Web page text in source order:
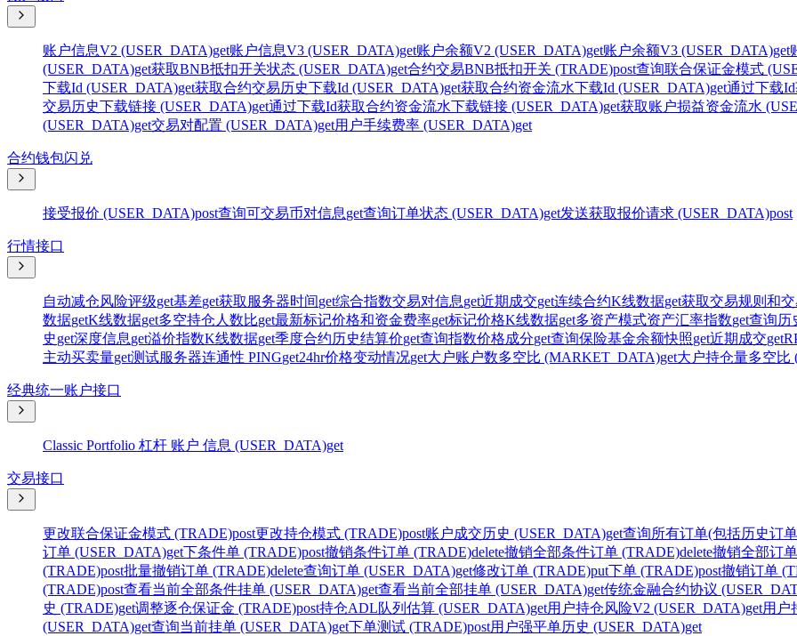
账户信息V2 (USER_DATA)get账户信息V3 (USER_DATA)get账户余额V2 (USER_DATA)get账户余额V3 (USER_DATA)get
(USER_DATA)get获取BNB抵扣开关状态 (USER_DATA)get合约交易BNB抵扣开关 (TRADE)post查询联合保证金模式
下载Id (USER_DATA)get获取合约交易历史下载Id (USER_DATA)get获取合约资金流水下载Id (USER_DATA)get通过下载
交易历史下载链接 (USER_DATA)get通过下载Id获取合约资金流水下载链接 (USER_DATA)get获取账户损益资金流水
(USER_DATA)get交易对配置 (USER_DATA)get用户手续费率 (USER_DATA)get
合约钱包闪兑
接受报价 (USER_DATA)post查询可交易币对信息get查询订单状态 (USER_DATA)get发送获取报价请求 (USER_DATA)post
行情接口
自动减仓风险评级get基差get获取服务器时间get综合指数交易对信息get近期成交get连续合约K线数据get获取交易规则和
数据getK线数据get多空持仓人数比get最新标记价格和资金费率get标记价格K线数据get多资产模式资产汇率指数get查询历
史get深度信息get溢价指数K线数据get季度合约历史结算价get查询指数价格成分get查询保险基金余额快照get近期成交get
主动买卖量get测试服务器连通性 PINGget24hr价格变动情况get大户账户数多空比 (MARKET_DATA)get大户持仓量多空比
经典统一账户接口
Classic Portfolio 杠杆 账户 信息 (USER_DATA)get
交易接口
更改联合保证金模式 (TRADE)post更改持仓模式 (TRADE)post账户成交历史 (USER_DATA)get查询所有订单(包括历史订
订单 (USER_DATA)get下条件单 (TRADE)post撤销条件订单 (TRADE)delete撤销全部条件订单 (TRADE)delete撤销全部订
(TRADE)post批量撤销订单 (TRADE)delete查询订单 (USER_DATA)get修改订单 (TRADE)put下单 (TRADE)post撤销订单
(TRADE)post查看当前全部条件挂单 (USER_DATA)get查看当前全部挂单 (USER_DATA)get传统金融合约协议
史 (TRADE)get调整逐仓保证金 (TRADE)post持仓ADL队列估算 (USER_DATA)get用户持仓风险V2 (USER_DATA)get用户
(USER_DATA)get查询当前挂单 (USER_DATA)get下单测试 (TRADE)post用户强平单历史 (USER_DATA)get